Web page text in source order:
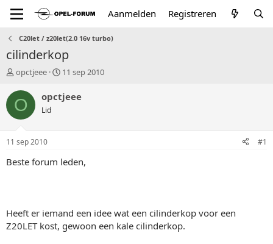
Aanmelden Registreren
C20let / z20let(2.0 16v turbo)
cilinderkop
T
p
i
a
r
opctjeee
S
a
r
u
11 sep 2010
O opctjeee
Lid
11 sep 2010 #1
Beste forum leden,
Heeft er iemand een idee wat een cilinderkop voor een
Z20LET kost, gewoon een kale cilinderkop.